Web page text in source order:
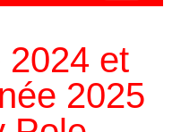
2024 et
2025